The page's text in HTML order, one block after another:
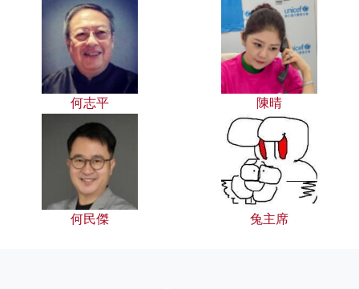
何志平 陳晴
何民傑 兔主席